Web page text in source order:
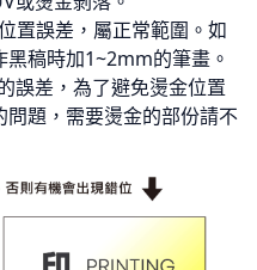
置誤差，屬正常範圍。如
稿時加1~2mm的筆畫。
誤差，為了避免燙金位置
題，需要燙金的部份請不